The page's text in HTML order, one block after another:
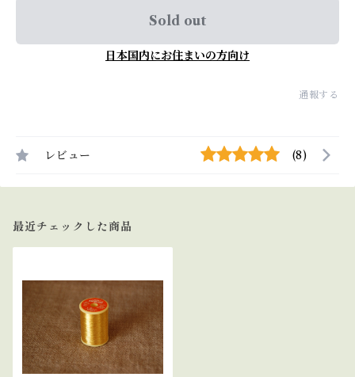
Sold out
日本国内にお住まいの方向け
通報する
レビュー (8)
最近チェックした商品